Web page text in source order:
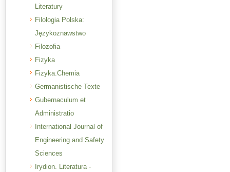
Literatury
Filologia Polska:
Językoznawstwo
Filozofia
Fizyka
Fizyka.Chemia
Germanistische Texte
Gubernaculum et
Administratio
International Journal of
Engineering and Safety
Sciences
Irydion. Literatura -